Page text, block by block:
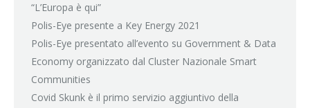
“L’Europa è qui”
Polis-Eye presente a Key Energy 2021
Polis-Eye presentato all’evento su Government & Data
Economy organizzato dal Cluster Nazionale Smart
Communities
Covid Skunk è il primo servizio aggiuntivo della